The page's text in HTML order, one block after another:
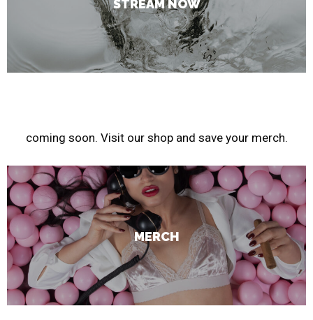
STREAM NOW
coming soon. Visit our shop and save your merch.
MERCH